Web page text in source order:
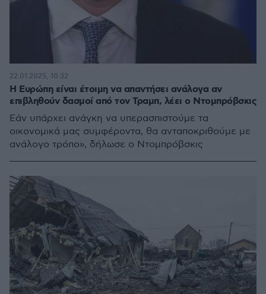
Η Ευρώπη είναι έτοιμη να απαντήσει ανάλογα αν
επιβληθούν δασμοί από τον Τραμπ, λέει ο Ντομπρόβσκις
Εάν υπάρχει ανάγκη να υπερασπιστούμε τα
οικονομικά μας συμφέροντα, θα ανταποκριθούμε με
ανάλογο τρόπο», δήλωσε ο Ντομπρόβσκις
22.01.2025, 10:32